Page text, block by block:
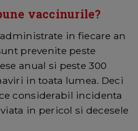
vaccinurile?
in fiecare an
prevenite peste
anual si peste 300
in toata lumea. Deci
considerabil incidenta
in pericol si decesele